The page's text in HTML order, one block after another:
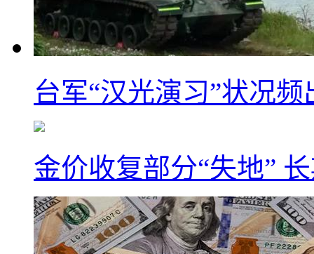
台军“汉光演习”状况
金价收复部分“失地”